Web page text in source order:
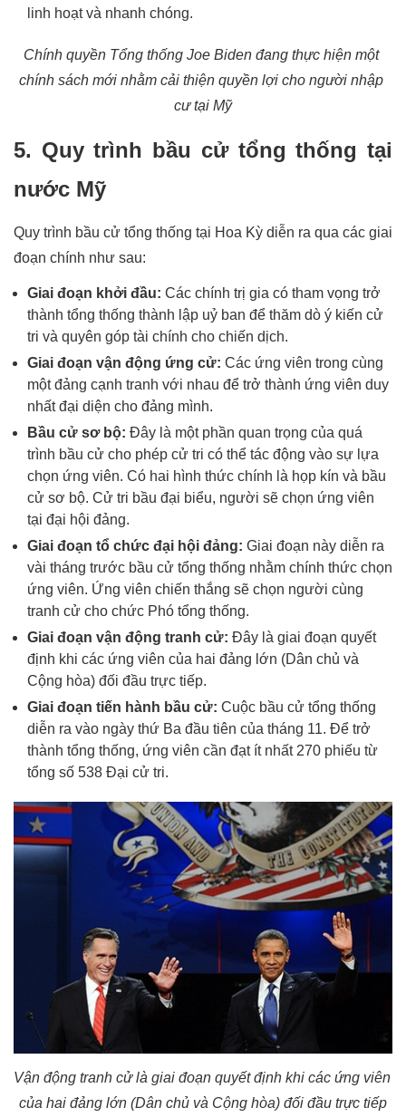
linh hoạt và nhanh chóng.
Chính quyền Tổng thống Joe Biden đang thực hiện một
chính sách mới nhằm cải thiện quyền lợi cho người nhập
cư tại Mỹ
5. Quy trình bầu cử tổng thống tại
nước Mỹ
Quy trình bầu cử tổng thống tại Hoa Kỳ diễn ra qua các giai
đoạn chính như sau:
Giai đoạn khởi đầu: Các chính trị gia có tham vọng trở
thành tổng thống thành lập uỷ ban để thăm dò ý kiến cử
tri và quyên góp tài chính cho chiến dịch.
Giai đoạn vận động ứng cử: Các ứng viên trong cùng
một đảng cạnh tranh với nhau để trở thành ứng viên duy
nhất đại diện cho đảng mình.
Bầu cử sơ bộ: Đây là một phần quan trọng của quá
trình bầu cử cho phép cử tri có thể tác động vào sự lựa
chọn ứng viên. Có hai hình thức chính là họp kín và bầu
cử sơ bộ. Cử tri bầu đại biểu, người sẽ chọn ứng viên
tại đại hội đảng.
Giai đoạn tổ chức đại hội đảng: Giai đoạn này diễn ra
vài tháng trước bầu cử tổng thống nhằm chính thức chọn
ứng viên. Ứng viên chiến thắng sẽ chọn người cùng
tranh cử cho chức Phó tổng thống.
Giai đoạn vận động tranh cử: Đây là giai đoạn quyết
định khi các ứng viên của hai đảng lớn (Dân chủ và
Cộng hòa) đối đầu trực tiếp.
Giai đoạn tiến hành bầu cử: Cuộc bầu cử tổng thống
diễn ra vào ngày thứ Ba đầu tiên của tháng 11. Để trở
thành tổng thống, ứng viên cần đạt ít nhất 270 phiếu từ
tổng số 538 Đại cử tri.
Vận động tranh cử là giai đoạn quyết định khi các ứng viên
của hai đảng lớn (Dân chủ và Cộng hòa) đối đầu trực tiếp